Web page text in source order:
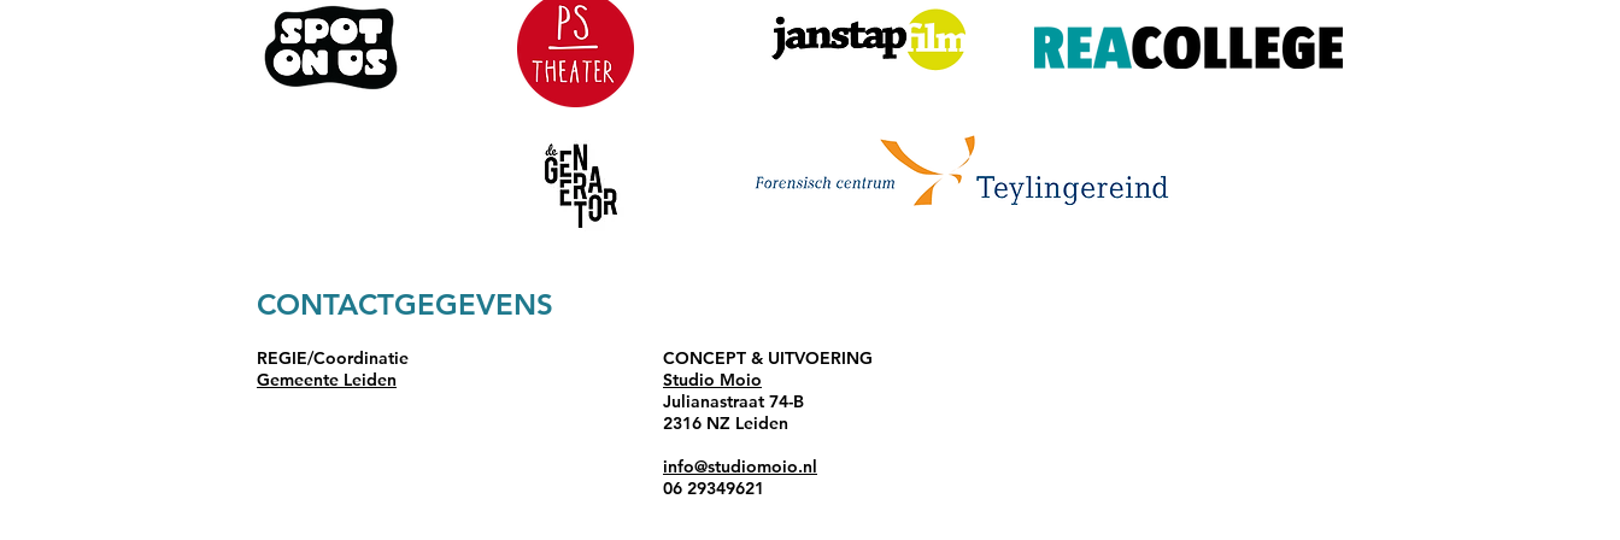
CONTACTGEGEVENS​
REGIE/Coordinatie
Gemeente Leiden
CONCEPT & UITVOERING
Studio Moio
Julianastraat 74-B
2316 NZ Leiden
info@studiomoio.nl
06 29349621